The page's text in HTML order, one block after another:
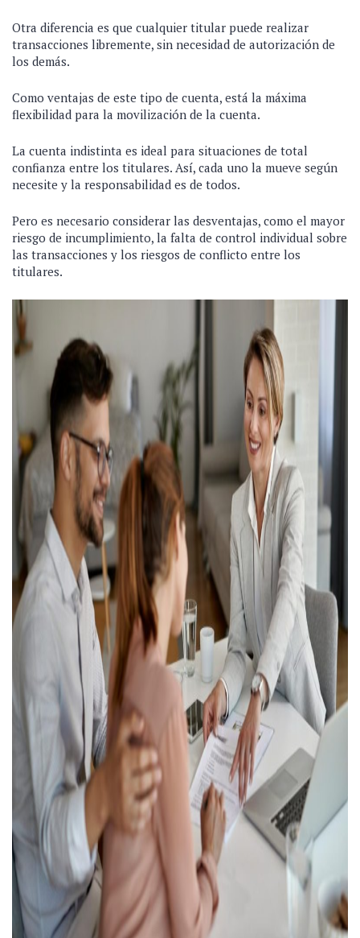
Otra diferencia es que cualquier titular puede realizar
transacciones libremente, sin necesidad de autorización de
los demás.
Como ventajas de este tipo de cuenta, está la máxima
flexibilidad para la movilización de la cuenta.
La cuenta indistinta es ideal para situaciones de total
confianza entre los titulares. Así, cada uno la mueve según
necesite y la responsabilidad es de todos.
Pero es necesario considerar las desventajas, como el mayor
riesgo de incumplimiento, la falta de control individual sobre
las transacciones y los riesgos de conflicto entre los
titulares.